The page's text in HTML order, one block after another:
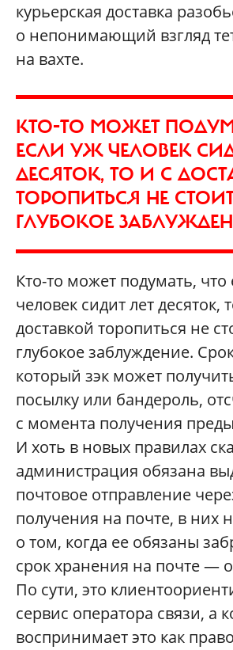
курьерская доставка
о непонимающий взгляд
на вахте.
КТО-ТО МОЖЕТ
ЕСЛИ УЖ ЧЕЛОВЕК
ДЕСЯТОК, ТО И С
ТОРОПИТЬСЯ НЕ
ГЛУБОКОЕ
Кто-то может подумать, что
человек сидит лет десяток,
доставкой торопиться не
глубокое заблуждение.
который зэк может
посылку или бандероль,
с момента получения
И хоть в новых правилах
администрация обязана
почтовое отправление
получения на почте, в них
о том, когда ее обязаны
срок хранения на почте —
По сути, это
сервис оператора связи, а
воспринимает это как